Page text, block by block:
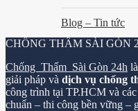
Blog – Tin tức
CHỐNG THẤM SÀI GÒN
Chống Thấm Sài Gòn 24h
giải pháp và dịch vụ chống
công trình tại TP.HCM và
chuẩn – thi công bền vững –